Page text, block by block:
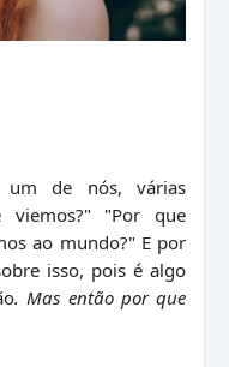
um de nós, várias
viemos?" "Por que
ao mundo?" E por
isso, pois é algo
. Mas então por que